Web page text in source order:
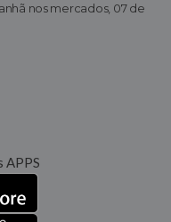
nos mercados, 07 de
APPS